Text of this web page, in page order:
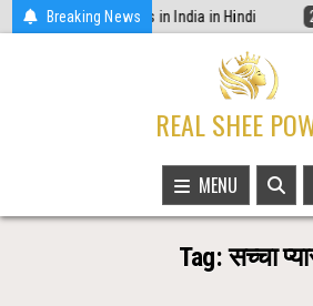
Skip
to
Breaking News
| Women Rights in India in Hindi
REAL SHEE
MENU
Tag:सच्चा